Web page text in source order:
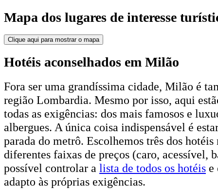
Mapa dos lugares de interesse
Clique aqui para mostrar o mapa
Hotéis aconselhados em Milão
Fora ser uma grandíssima cidade, Milão é
região Lombardia. Mesmo por isso, aqui
todas as exigências: dos mais famosos e
albergues. A única coisa indispensável é
parada do metrô. Escolhemos três dos
diferentes faixas de preços (caro, acessível,
possível controlar a lista de todos os hotéis e
adapto às próprias exigências.